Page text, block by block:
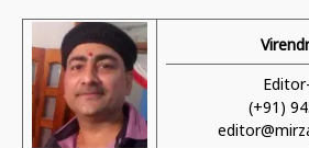
(+91)